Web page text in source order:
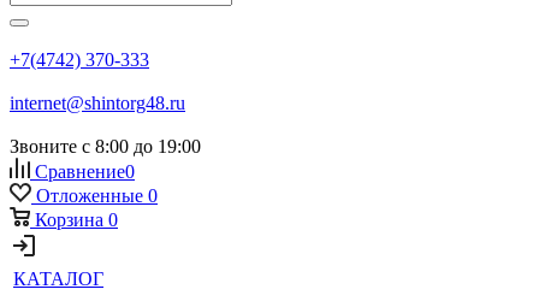
+7(4742) 370-333
internet@shintorg48.ru
Звоните с 8:00 до 19:00
Сравнение0
Отложенные 0
Корзина 0
КАТАЛОГ